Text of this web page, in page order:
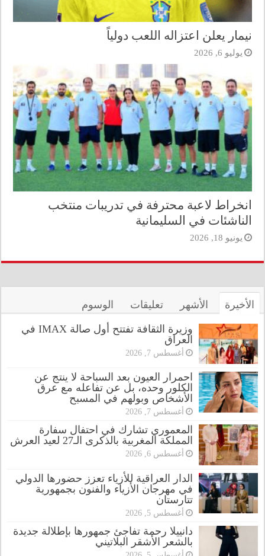
نيمار يعلن اعتزاله اللعب دولياً
يوليو 6, 2026
انخراط لاعبة محترفة في تدريبات منتخب
الناشئات في السليمانية
يونيو 18, 2026
الأخيرة الأشهر تعليقات الوسوم
وزيرة الثقافة تفتتح أول صالة IMAX في
العراق
أغسطس 7, 2026
احمرار العيون بعد السباحة لا ينتج عن
الكلور وحده، بل عن تفاعله مع عرق
الأشخاص وبولهم في المسبح
أغسطس 7, 2026
المعموري تشارك في احتفال سفارة
المملكة المغربية بالذكرى الـ27 لعيد العرش
أغسطس 6, 2026
الدار العراقية للأزياء تعزز حضورها الدولي
في مهرجان الأزياء والفنون بجمهورية
تتارستان
أغسطس 5, 2026
دانييلا رحمة تفاجئ جمهورها بإطلالة جديدة
بالشعر الأشقر البلاتيني